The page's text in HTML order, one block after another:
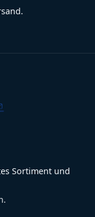
Sortiment und